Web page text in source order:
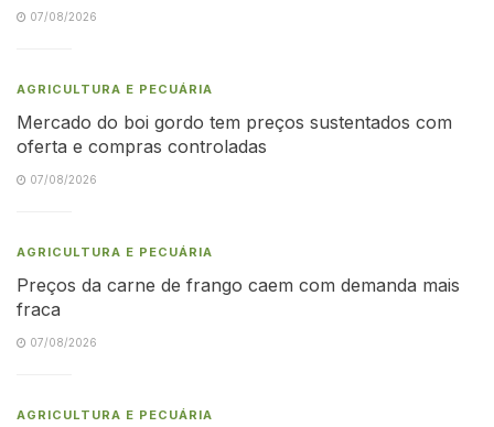
07/08/2026
AGRICULTURA E PECUÁRIA
Mercado do boi gordo tem preços sustentados com
oferta e compras controladas
07/08/2026
AGRICULTURA E PECUÁRIA
Preços da carne de frango caem com demanda mais
fraca
07/08/2026
AGRICULTURA E PECUÁRIA